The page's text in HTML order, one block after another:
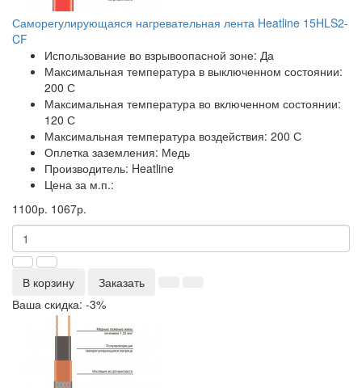
Саморегулирующаяся нагревательная лента Heatline 15HLS2-
CF
Использование во взрывоопасной зоне: Да
Максимальная температура в выключенном состоянии:
200 С
Максимальная температура во включенном состоянии:
120 С
Максимальная температура воздействия: 200 С
Оплетка заземления: Медь
Производитель: Heatline
Цена за м.п.:
1100р. 1067р.
В корзину
Заказать
Ваша скидка: -3%